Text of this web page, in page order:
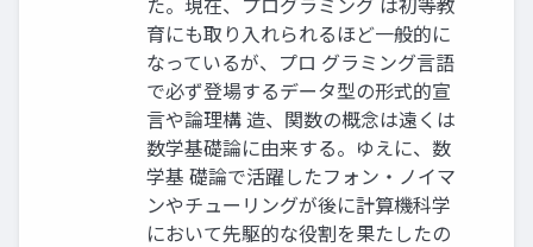
育にも取り入れられるほど一般的に
なっているが、プロ グラミング言語
で必ず登場するデータ型の形式的宣
言や論理構 造、関数の概念は遠くは
数学基礎論に由来する。ゆえに、数
学基 礎論で活躍したフォン・ノイマ
ンやチューリングが後に計算機科学
において先駆的な役割を果たしたの